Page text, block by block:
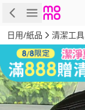
商品
日用/紙品 清潔工具